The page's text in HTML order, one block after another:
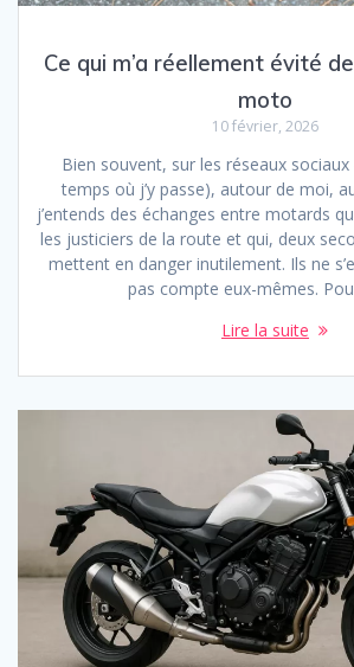
Ce qui m’a réellement évité
moto
10 février, 2026
Bien souvent, sur les réseaux
temps où j’y passe), autour de moi,
j’entends des échanges entre motards
les justiciers de la route et qui, deux
mettent en danger inutilement. Ils ne
pas compte eux-mêmes.
Lire la suite